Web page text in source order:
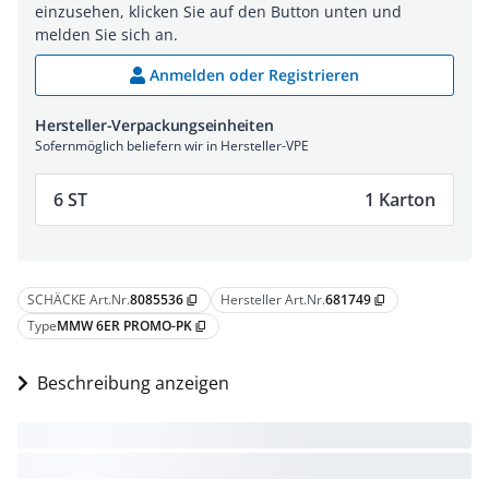
SCHÄCKE Art.Nr.8085536 content_copy Hersteller Art.Nr.681749 content_copy
TypeMMW 6ER PROMO-PK content_copy
Beschreibung anzeigen
einzusehen, klicken Sie auf den Button unten und
melden Sie sich an.
Anmelden oder Registrieren
Hersteller-Verpackungseinheiten
Sofernmöglich beliefern wir in Hersteller-VPE
6 ST 1 Karton